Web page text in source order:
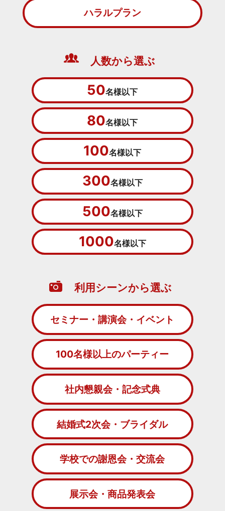
ハラルプラン
人数から選ぶ
50名様以下
80名様以下
100名様以下
300名様以下
500名様以下
1000名様以下
利用シーンから選ぶ
セミナー・講演会・イベント
100名様以上のパーティー
社内懇親会・記念式典
結婚式2次会・ブライダル
学校での謝恩会・交流会
展示会・商品発表会